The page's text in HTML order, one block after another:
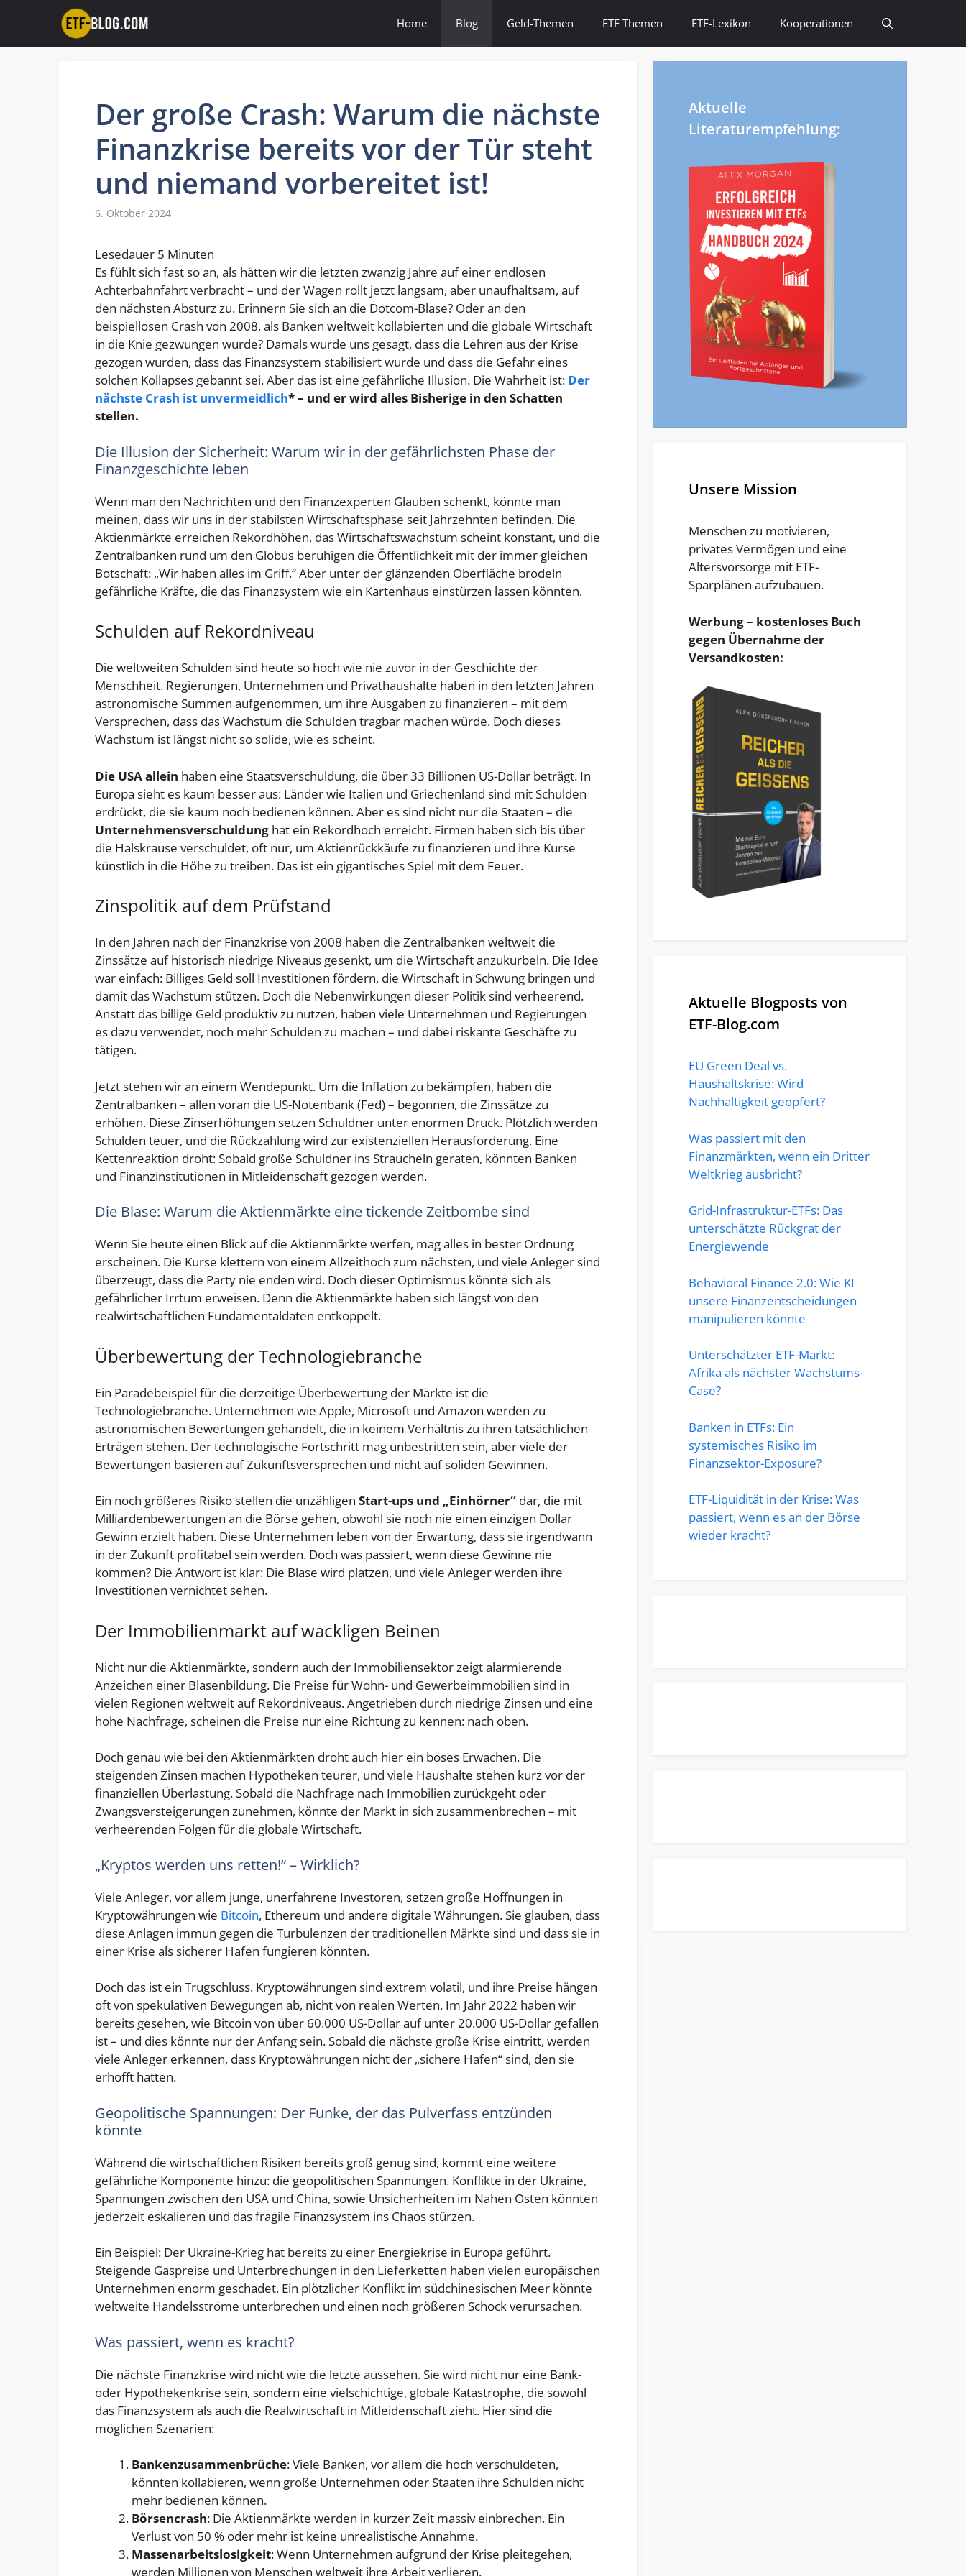
springen
Home Blog Geld-Themen ETF Themen ETF-Lexikon Kooperationen
Der große Crash: Warum die nächste
Finanzkrise bereits vor der Tür steht
und niemand vorbereitet ist!
6. Oktober 2024
Lesedauer 5 Minuten
Es fühlt sich fast so an, als hätten wir die letzten zwanzig Jahre auf einer endlosen
Achterbahnfahrt verbracht – und der Wagen rollt jetzt langsam, aber unaufhaltsam, auf
den nächsten Absturz zu. Erinnern Sie sich an die Dotcom-Blase? Oder an den
beispiellosen Crash von 2008, als Banken weltweit kollabierten und die globale Wirtschaft
in die Knie gezwungen wurde? Damals wurde uns gesagt, dass die Lehren aus der Krise
gezogen wurden, dass das Finanzsystem stabilisiert wurde und dass die Gefahr eines
solchen Kollapses gebannt sei. Aber das ist eine gefährliche Illusion. Die Wahrheit ist: Der
nächste Crash ist unvermeidlich* – und er wird alles Bisherige in den Schatten
stellen.
Die Illusion der Sicherheit: Warum wir in der gefährlichsten Phase der
Finanzgeschichte leben
Wenn man den Nachrichten und den Finanzexperten Glauben schenkt, könnte man
meinen, dass wir uns in der stabilsten Wirtschaftsphase seit Jahrzehnten befinden. Die
Aktienmärkte erreichen Rekordhöhen, das Wirtschaftswachstum scheint konstant, und die
Zentralbanken rund um den Globus beruhigen die Öffentlichkeit mit der immer gleichen
Botschaft: „Wir haben alles im Griff.“ Aber unter der glänzenden Oberfläche brodeln
gefährliche Kräfte, die das Finanzsystem wie ein Kartenhaus einstürzen lassen könnten.
Schulden auf Rekordniveau
Die weltweiten Schulden sind heute so hoch wie nie zuvor in der Geschichte der
Menschheit. Regierungen, Unternehmen und Privathaushalte haben in den letzten Jahren
astronomische Summen aufgenommen, um ihre Ausgaben zu finanzieren – mit dem
Versprechen, dass das Wachstum die Schulden tragbar machen würde. Doch dieses
Wachstum ist längst nicht so solide, wie es scheint.
Die USA allein haben eine Staatsverschuldung, die über 33 Billionen US-Dollar beträgt. In
Europa sieht es kaum besser aus: Länder wie Italien und Griechenland sind mit Schulden
erdrückt, die sie kaum noch bedienen können. Aber es sind nicht nur die Staaten – die
Unternehmensverschuldung hat ein Rekordhoch erreicht. Firmen haben sich bis über
die Halskrause verschuldet, oft nur, um Aktienrückkäufe zu finanzieren und ihre Kurse
künstlich in die Höhe zu treiben. Das ist ein gigantisches Spiel mit dem Feuer.
Zinspolitik auf dem Prüfstand
In den Jahren nach der Finanzkrise von 2008 haben die Zentralbanken weltweit die
Zinssätze auf historisch niedrige Niveaus gesenkt, um die Wirtschaft anzukurbeln. Die Idee
war einfach: Billiges Geld soll Investitionen fördern, die Wirtschaft in Schwung bringen und
damit das Wachstum stützen. Doch die Nebenwirkungen dieser Politik sind verheerend.
Anstatt das billige Geld produktiv zu nutzen, haben viele Unternehmen und Regierungen
es dazu verwendet, noch mehr Schulden zu machen – und dabei riskante Geschäfte zu
tätigen.
Jetzt stehen wir an einem Wendepunkt. Um die Inflation zu bekämpfen, haben die
Zentralbanken – allen voran die US-Notenbank (Fed) – begonnen, die Zinssätze zu
erhöhen. Diese Zinserhöhungen setzen Schuldner unter enormen Druck. Plötzlich werden
Schulden teuer, und die Rückzahlung wird zur existenziellen Herausforderung. Eine
Kettenreaktion droht: Sobald große Schuldner ins Straucheln geraten, könnten Banken
und Finanzinstitutionen in Mitleidenschaft gezogen werden.
Die Blase: Warum die Aktienmärkte eine tickende Zeitbombe sind
Wenn Sie heute einen Blick auf die Aktienmärkte werfen, mag alles in bester Ordnung
erscheinen. Die Kurse klettern von einem Allzeithoch zum nächsten, und viele Anleger sind
überzeugt, dass die Party nie enden wird. Doch dieser Optimismus könnte sich als
gefährlicher Irrtum erweisen. Denn die Aktienmärkte haben sich längst von den
realwirtschaftlichen Fundamentaldaten entkoppelt.
Überbewertung der Technologiebranche
Ein Paradebeispiel für die derzeitige Überbewertung der Märkte ist die
Technologiebranche. Unternehmen wie Apple, Microsoft und Amazon werden zu
astronomischen Bewertungen gehandelt, die in keinem Verhältnis zu ihren tatsächlichen
Erträgen stehen. Der technologische Fortschritt mag unbestritten sein, aber viele der
Bewertungen basieren auf Zukunftsversprechen und nicht auf soliden Gewinnen.
Ein noch größeres Risiko stellen die unzähligen Start-ups und „Einhörner“ dar, die mit
Milliardenbewertungen an die Börse gehen, obwohl sie noch nie einen einzigen Dollar
Gewinn erzielt haben. Diese Unternehmen leben von der Erwartung, dass sie irgendwann
in der Zukunft profitabel sein werden. Doch was passiert, wenn diese Gewinne nie
kommen? Die Antwort ist klar: Die Blase wird platzen, und viele Anleger werden ihre
Investitionen vernichtet sehen.
Der Immobilienmarkt auf wackligen Beinen
Nicht nur die Aktienmärkte, sondern auch der Immobiliensektor zeigt alarmierende
Anzeichen einer Blasenbildung. Die Preise für Wohn- und Gewerbeimmobilien sind in
vielen Regionen weltweit auf Rekordniveaus. Angetrieben durch niedrige Zinsen und eine
hohe Nachfrage, scheinen die Preise nur eine Richtung zu kennen: nach oben.
Doch genau wie bei den Aktienmärkten droht auch hier ein böses Erwachen. Die
steigenden Zinsen machen Hypotheken teurer, und viele Haushalte stehen kurz vor der
finanziellen Überlastung. Sobald die Nachfrage nach Immobilien zurückgeht oder
Zwangsversteigerungen zunehmen, könnte der Markt in sich zusammenbrechen – mit
verheerenden Folgen für die globale Wirtschaft.
„Kryptos werden uns retten!“ – Wirklich?
Viele Anleger, vor allem junge, unerfahrene Investoren, setzen große Hoffnungen in
Kryptowährungen wie Bitcoin, Ethereum und andere digitale Währungen. Sie glauben, dass
diese Anlagen immun gegen die Turbulenzen der traditionellen Märkte sind und dass sie in
einer Krise als sicherer Hafen fungieren könnten.
Doch das ist ein Trugschluss. Kryptowährungen sind extrem volatil, und ihre Preise hängen
oft von spekulativen Bewegungen ab, nicht von realen Werten. Im Jahr 2022 haben wir
bereits gesehen, wie Bitcoin von über 60.000 US-Dollar auf unter 20.000 US-Dollar gefallen
ist – und dies könnte nur der Anfang sein. Sobald die nächste große Krise eintritt, werden
viele Anleger erkennen, dass Kryptowährungen nicht der „sichere Hafen“ sind, den sie
erhofft hatten.
Geopolitische Spannungen: Der Funke, der das Pulverfass entzünden
könnte
Während die wirtschaftlichen Risiken bereits groß genug sind, kommt eine weitere
gefährliche Komponente hinzu: die geopolitischen Spannungen. Konflikte in der Ukraine,
Spannungen zwischen den USA und China, sowie Unsicherheiten im Nahen Osten könnten
jederzeit eskalieren und das fragile Finanzsystem ins Chaos stürzen.
Ein Beispiel: Der Ukraine-Krieg hat bereits zu einer Energiekrise in Europa geführt.
Steigende Gaspreise und Unterbrechungen in den Lieferketten haben vielen europäischen
Unternehmen enorm geschadet. Ein plötzlicher Konflikt im südchinesischen Meer könnte
weltweite Handelsströme unterbrechen und einen noch größeren Schock verursachen.
Was passiert, wenn es kracht?
Die nächste Finanzkrise wird nicht wie die letzte aussehen. Sie wird nicht nur eine Bank-
oder Hypothekenkrise sein, sondern eine vielschichtige, globale Katastrophe, die sowohl
das Finanzsystem als auch die Realwirtschaft in Mitleidenschaft zieht. Hier sind die
möglichen Szenarien:
Bankenzusammenbrüche: Viele Banken, vor allem die hoch verschuldeten,
könnten kollabieren, wenn große Unternehmen oder Staaten ihre Schulden nicht
mehr bedienen können.
Börsencrash: Die Aktienmärkte werden in kurzer Zeit massiv einbrechen. Ein
Verlust von 50 % oder mehr ist keine unrealistische Annahme.
Massenarbeitslosigkeit: Wenn Unternehmen aufgrund der Krise pleitegehen,
werden Millionen von Menschen weltweit ihre Arbeit verlieren.
Aktuelle
Literaturempfehlung:
Unsere Mission
Menschen zu motivieren,
privates Vermögen und eine
Altersvorsorge mit ETF-
Sparplänen aufzubauen.
Werbung – kostenloses Buch
gegen Übernahme der
Versandkosten:
Aktuelle Blogposts von
ETF-Blog.com
EU Green Deal vs.
Haushaltskrise: Wird
Nachhaltigkeit geopfert?
Was passiert mit den
Finanzmärkten, wenn ein Dritter
Weltkrieg ausbricht?
Grid-Infrastruktur-ETFs: Das
unterschätzte Rückgrat der
Energiewende
Behavioral Finance 2.0: Wie KI
unsere Finanzentscheidungen
manipulieren könnte
Unterschätzter ETF-Markt:
Afrika als nächster Wachstums-
Case?
Banken in ETFs: Ein
systemisches Risiko im
Finanzsektor-Exposure?
ETF-Liquidität in der Krise: Was
passiert, wenn es an der Börse
wieder kracht?